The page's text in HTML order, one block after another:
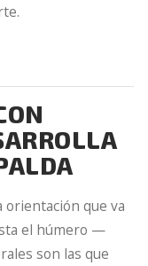
orientación que va
el húmero —
son las que